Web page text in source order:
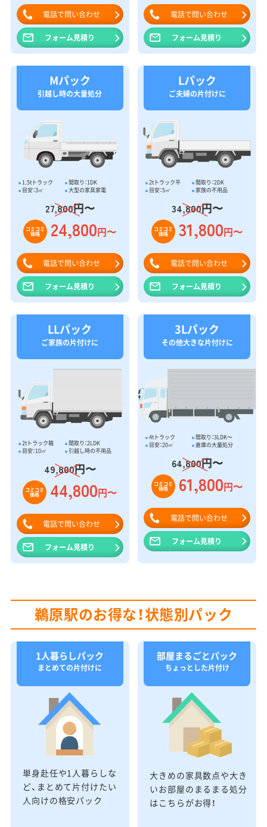
電話で問い合わせ
フォーム見積り
電話で問い合わせ
フォーム見積り
Mパック
引越し時の大量処分
1.5tトラック
間取り：1DK
目安：3㎥
大型の家具家電
27,800円〜
コミコミ
価格 24,800円〜
電話で問い合わせ
フォーム見積り
Lパック
ご夫婦の片付けに
2tトラック平
間取り：2DK
目安：5㎥
家族の不用品
34,800円〜
コミコミ
価格 31,800円〜
電話で問い合わせ
フォーム見積り
LLパック
ご家族の片付けに
2tトラック箱
間取り：2LDK
目安：10㎥
引越し時の不用品
49,800円〜
コミコミ
価格 44,800円〜
電話で問い合わせ
フォーム見積り
3Lパック
その他大きな片付けに
4tトラック
間取り：3LDK〜
目安：20㎥
倉庫の大量処分
64,800円〜
コミコミ
価格 61,800円〜
電話で問い合わせ
フォーム見積り
鵜原駅のお得な！状態別パック
1人暮らしパック
まとめての片付けに
単身赴任や1人暮らしな
ど、まとめて片付けたい
人向けの格安パック
部屋まるごとパック
ちょっとした片付け
大きめの家具数点や大き
いお部屋のまるまる処分
はこちらがお得！